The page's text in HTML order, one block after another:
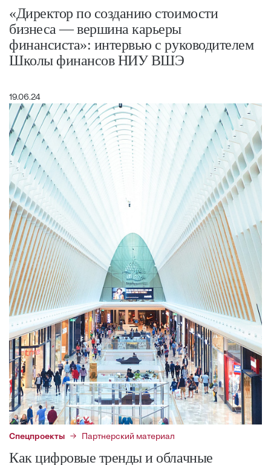
«Директор по созданию стоимости
бизнеса — вершина карьеры
финансиста»: интервью с руководителем
Школы финансов НИУ ВШЭ
19.06.24
Спецпроекты Партнерский материал
Как цифровые тренды и облачные